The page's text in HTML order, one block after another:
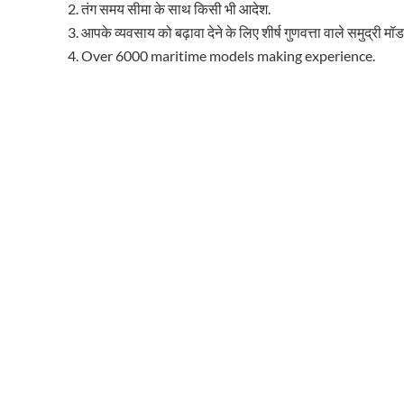
तंग समय सीमा के साथ किसी भी आदेश.
आपके व्यवसाय को बढ़ावा देने के लिए शीर्ष गुणवत्ता वाले समुद्री
Over 6000 maritime models making experience.